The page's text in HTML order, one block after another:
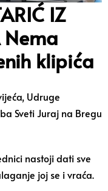
IZ
Nema
klipića
Udruge
Sveti Juraj na Bregu
nastoji dati sve
joj se i vraća.